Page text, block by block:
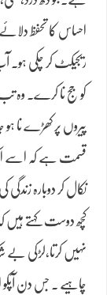
احساس کا تحفظ
ریجیکٹ کر چکی ہو۔
کو جج نا کرے۔ وہ
پیروں پر کھڑے نا
قسمت ہے کہ اسے
نکال کر دوبارہ
کچھ دوست کہتے ہیں
نہیں کرتا،لڑکی بے
چاہیے ۔ جس دن